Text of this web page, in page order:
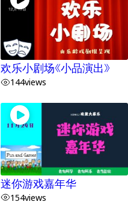
欢乐小剧场《小品演出》
144views
迷你游戏嘉年华
154views